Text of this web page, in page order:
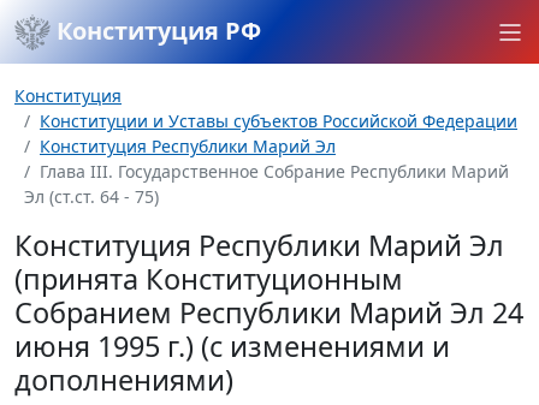
Конституция РФ
Конституция
Конституции и Уставы субъектов Российской Федерации
Конституция Республики Марий Эл
Глава III. Государственное Собрание Республики Марий
Эл (ст.ст. 64 - 75)
Конституция Республики Марий Эл
(принята Конституционным
Собранием Республики Марий Эл 24
июня 1995 г.) (с изменениями и
дополнениями)